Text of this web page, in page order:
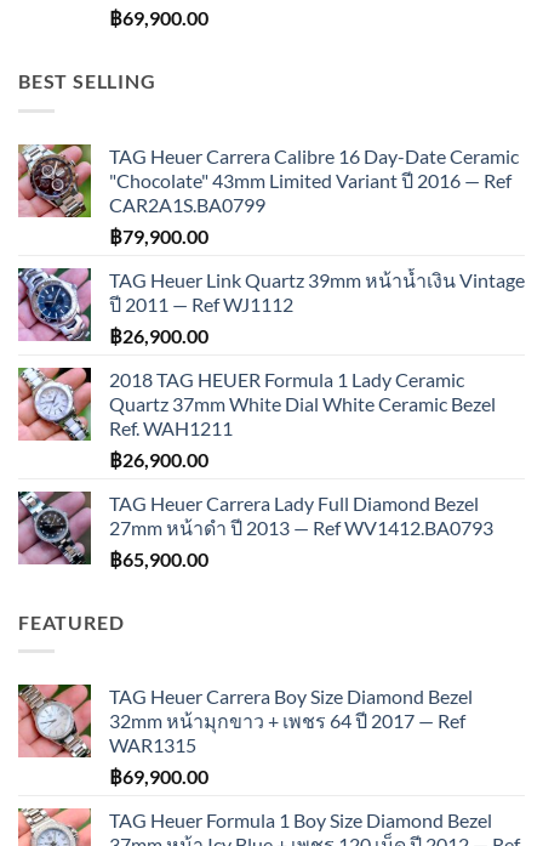
฿69,900.00
BEST SELLING
TAG Heuer Carrera Calibre 16 Day-Date Ceramic
"Chocolate" 43mm Limited Variant ปี 2016 — Ref
CAR2A1S.BA0799
฿79,900.00
TAG Heuer Link Quartz 39mm หน้าน้ำเงิน Vintage
ปี 2011 — Ref WJ1112
฿26,900.00
2018 TAG HEUER Formula 1 Lady Ceramic
Quartz 37mm White Dial White Ceramic Bezel
Ref. WAH1211
฿26,900.00
TAG Heuer Carrera Lady Full Diamond Bezel
27mm หน้าดำ ปี 2013 — Ref WV1412.BA0793
฿65,900.00
FEATURED
TAG Heuer Carrera Boy Size Diamond Bezel
32mm หน้ามุกขาว + เพชร 64 ปี 2017 — Ref
WAR1315
฿69,900.00
TAG Heuer Formula 1 Boy Size Diamond Bezel